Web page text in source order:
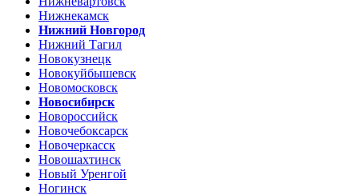
Нижнекамск
Нижний Новгород
Нижний Тагил
Новокузнецк
Новокуйбышевск
Новомосковск
Новосибирск
Новороссийск
Новочебоксарск
Новочеркасск
Новошахтинск
Новый Уренгой
Ногинск